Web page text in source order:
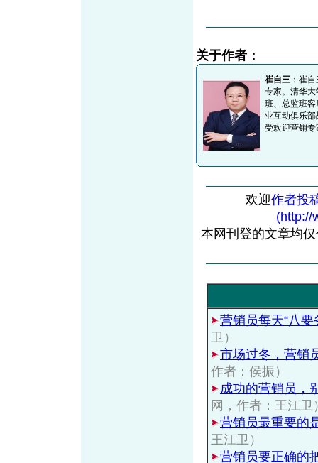
关于作者：
崔自三 ：崔
专家。清华
班、总监班
业互动俱乐部
受欢迎营销专
欢迎作者投
(http://
本网刊登的文章均
营销员每天“八要
卫）
市场过冬，营销
作者：侯振）
成功的营销员，
网，作者：王江卫
营销员最重要的
王江卫）
营销员要正确的